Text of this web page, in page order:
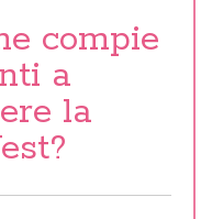
compie
a
la